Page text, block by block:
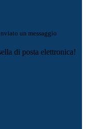
un messaggio
di posta elettronica!